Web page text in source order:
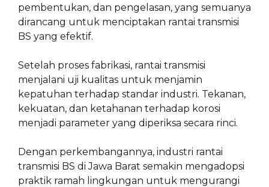
pembentukan, dan pengelasan, yang semuanya
dirancang untuk menciptakan rantai transmisi
BS yang efektif.
Setelah proses fabrikasi, rantai transmisi
menjalani uji kualitas untuk menjamin
kepatuhan terhadap standar industri. Tekanan,
kekuatan, dan ketahanan terhadap korosi
menjadi parameter yang diperiksa secara rinci.
Dengan perkembangannya, industri rantai
transmisi BS di Jawa Barat semakin mengadopsi
praktik ramah lingkungan untuk mengurangi